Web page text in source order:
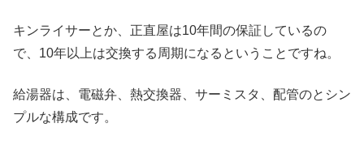
キンライサーとか、正直屋は10年間の保証しているの
で、10年以上は交換する周期になるということですね。
給湯器は、電磁弁、熱交換器、サーミスタ、配管のとシン
プルな構成です。